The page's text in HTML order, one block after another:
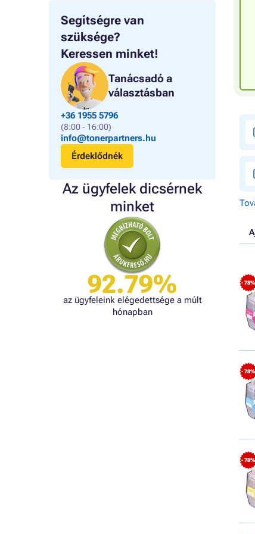
Segítségre van
szüksége?
Keressen minket!
Tanácsadó a
választásban
+36 1955 5796
(8:00 - 16:00)
info@tonerpartners.hu
Érdeklődnék
Az ügyfelek dicsérnek
minket
92.79%
az ügyfeleink elégedettsége a múlt
hónapban
-
-
-